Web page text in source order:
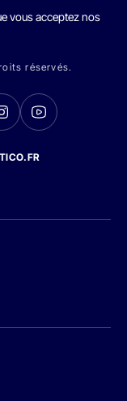
vous acceptez nos
réservés.